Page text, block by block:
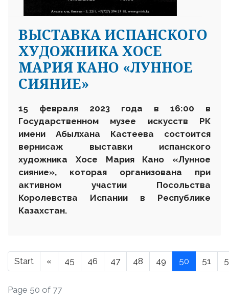
ВЫСТАВКА ИСПАНСКОГО
ХУДОЖНИКА ХОСЕ
МАРИЯ КАНО «ЛУННОЕ
СИЯНИЕ»
15 февраля 2023 года в 16:00 в
Государственном музее искусств РК
имени Абылхана Кастеева состоится
вернисаж выставки испанского
художника Хосе Мария Кано «Лунное
сияние», которая организована при
активном участии Посольства
Королевства Испании в Республике
Казахстан.
Start « 45 46 47 48 49 50 51
Page 50 of 77